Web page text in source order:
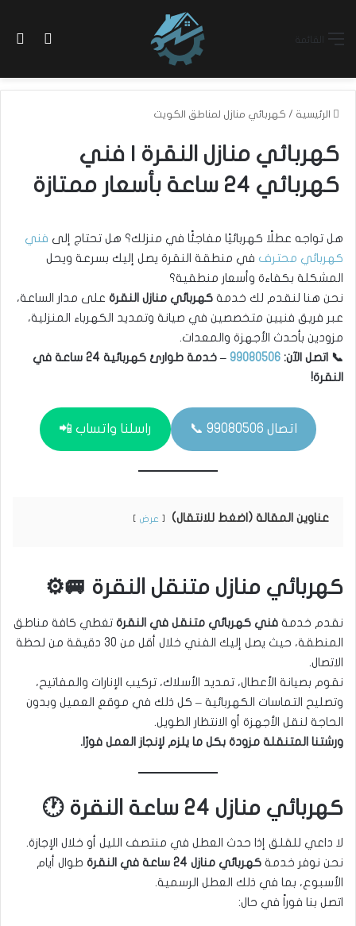
الوضع
الرئيسية / كهربائي منازل لمناطق الكويت
كهربائي منازل النقرة | فني
كهربائي 24 ساعة بأسعار ممتازة
هل تواجه عطلًا كهربائيًا مفاجئًا في منزلك؟ هل تحتاج إلى فني
كهربائي محترف في منطقة النقرة يصل إليك بسرعة ويحل
المشكلة بكفاءة وأسعار منطقية؟
نحن هنا لنقدم لك خدمة كهربائي منازل النقرة على مدار الساعة،
عبر فريق فنيين متخصصين في صيانة وتمديد الكهرباء المنزلية،
مزودين بأحدث الأجهزة والمعدات.
📞 اتصل الآن: 99080506
– خدمة طوارئ كهربائية 24 ساعة في
النقرة!
اتصال 99080506 📞 راسلنا واتساب 📲
عناوين المقالة (اضغط للانتقال) عرض
كهربائي منازل متنقل النقرة 🚐⚙️
نقدم خدمة فني كهربائي متنقل في النقرة تغطي كافة مناطق
المنطقة، حيث يصل إليك الفني خلال أقل من 30 دقيقة من لحظة
الاتصال.
نقوم بصيانة الأعطال، تمديد الأسلاك، تركيب الإنارات والمفاتيح،
وتصليح التماسات الكهربائية – كل ذلك في موقع العميل وبدون
الحاجة لنقل الأجهزة أو الانتظار الطويل.
ورشتنا المتنقلة مزودة بكل ما يلزم لإنجاز العمل فورًا.
كهربائي منازل 24 ساعة النقرة 🕐
لا داعي للقلق إذا حدث العطل في منتصف الليل أو خلال الإجازة.
نحن نوفر خدمة كهربائي منازل 24 ساعة في النقرة
طوال أيام
الأسبوع، بما في ذلك العطل الرسمية.
اتصل بنا فوراً في حال: